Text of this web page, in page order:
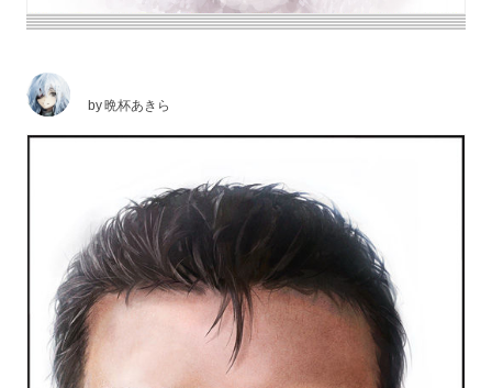
by晩杯あきら